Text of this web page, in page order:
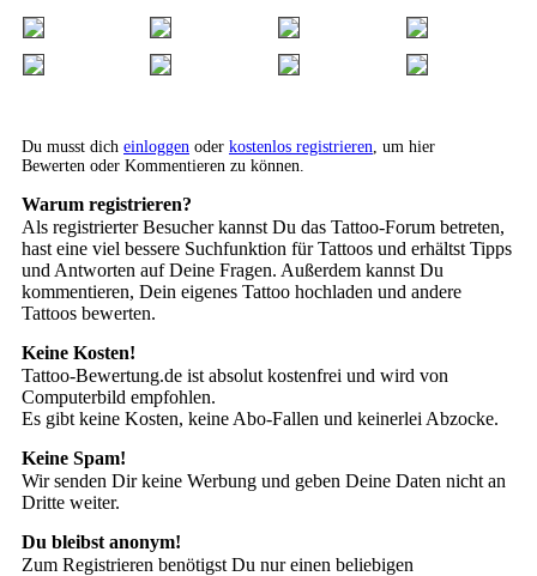
Du musst dich einloggen oder kostenlos registrieren , um hier
Bewerten oder Kommentieren zu können.
Warum registrieren?
Als registrierter Besucher kannst Du das Tattoo-Forum betreten,
hast eine viel bessere Suchfunktion für Tattoos und erhältst Tipps
und Antworten auf Deine Fragen. Außerdem kannst Du
kommentieren, Dein eigenes Tattoo hochladen und andere
Tattoos bewerten.
Keine Kosten!
Tattoo-Bewertung.de ist absolut kostenfrei und wird von
Computerbild empfohlen.
Es gibt keine Kosten, keine Abo-Fallen und keinerlei Abzocke.
Keine Spam!
Wir senden Dir keine Werbung und geben Deine Daten nicht an
Dritte weiter.
Du bleibst anonym!
Zum Registrieren benötigst Du nur einen beliebigen